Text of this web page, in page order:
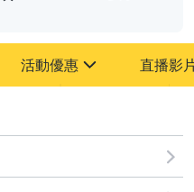
活動優惠 直播影